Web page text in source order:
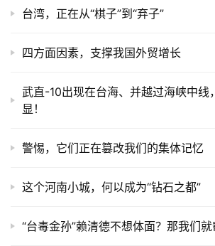
台湾，正在从“棋子”到“弃子”
四方面因素，支撑我国外贸增长
武直-10出现在台海、并越过海峡中线
显！
警惕，它们正在篡改我们的集体记忆
这个河南小城，何以成为“钻石之都”
“台毒金孙”赖清德不想体面？那我们就